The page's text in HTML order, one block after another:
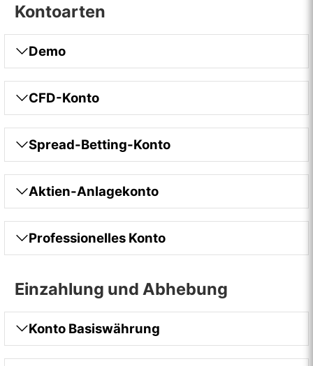
Kontoarten
Demo
CFD-Konto
Spread-Betting-Konto
Aktien-Anlagekonto
Professionelles Konto
Einzahlung und Abhebung
Konto Basiswährung